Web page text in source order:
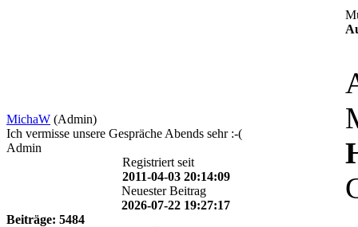
MichaW (Admin)
Ich vermisse unsere Gespräche Abends sehr :-(
Admin
Registriert seit
2011-04-03 20:14:09
Neuester Beitrag
2026-07-22 19:27:17
Beiträge: 5484